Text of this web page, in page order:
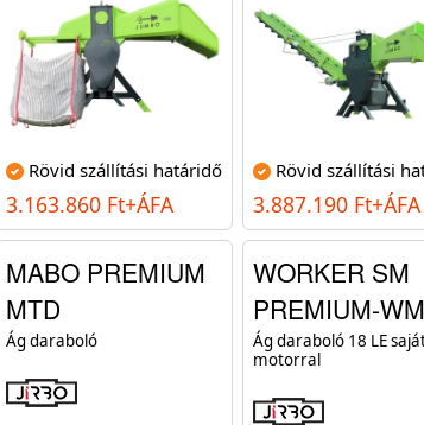
Rövid szállítási határidő
3.163.860 Ft+ÁFA
Rövid szállítási
3.887.190 Ft+ÁFA
MABO PREMIUM
MTD
Ág daraboló
WORKER SM
PREMIUM-
Ág daraboló 18 LE
motorral